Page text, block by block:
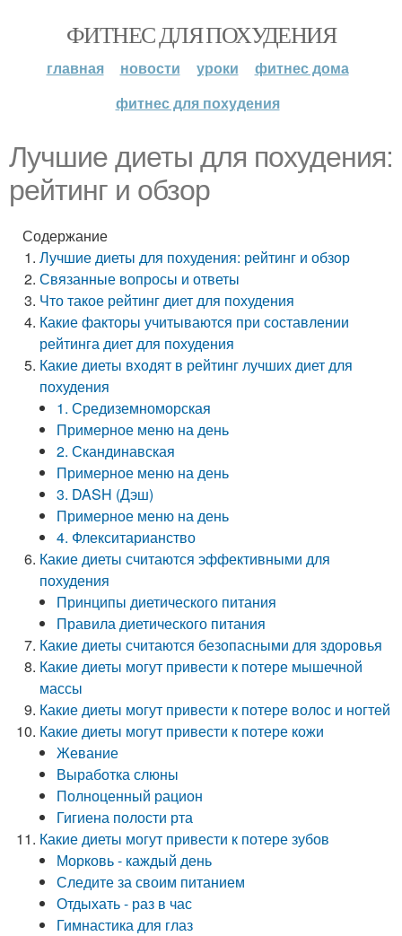
ФИТНЕС ДЛЯ ПОХУДЕНИЯ
главная новости уроки
фитнес дома
фитнес для похудения
Лучшие диеты для похудения:
рейтинг и обзор
Содержание
Лучшие диеты для похудения: рейтинг и обзор
Связанные вопросы и ответы
Что такое рейтинг диет для похудения
Какие факторы учитываются при составлении
рейтинга диет для похудения
Какие диеты входят в рейтинг лучших диет для
похудения
1. Средиземноморская
Примерное меню на день
2. Скандинавская
Примерное меню на день
3. DASH (Дэш)
Примерное меню на день
4. Флекситарианство
Какие диеты считаются эффективными для
похудения
Принципы диетического питания
Правила диетического питания
Какие диеты считаются безопасными для здоровья
Какие диеты могут привести к потере мышечной
массы
Какие диеты могут привести к потере волос и ногтей
Какие диеты могут привести к потере кожи
Жевание
Выработка слюны
Полноценный рацион
Гигиена полости рта
Какие диеты могут привести к потере зубов
Морковь - каждый день
Следите за своим питанием
Отдыхать - раз в час
Гимнастика для глаз